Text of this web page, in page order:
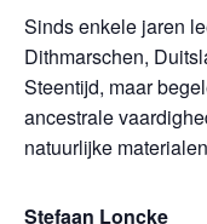
Sinds enkele jaren
Dithmarschen,
Steentijd, maar
ancestrale
natuurlijke
Stefaan Loncke